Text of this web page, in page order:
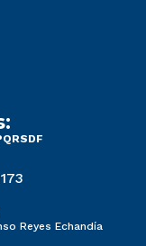
Reyes Echandía